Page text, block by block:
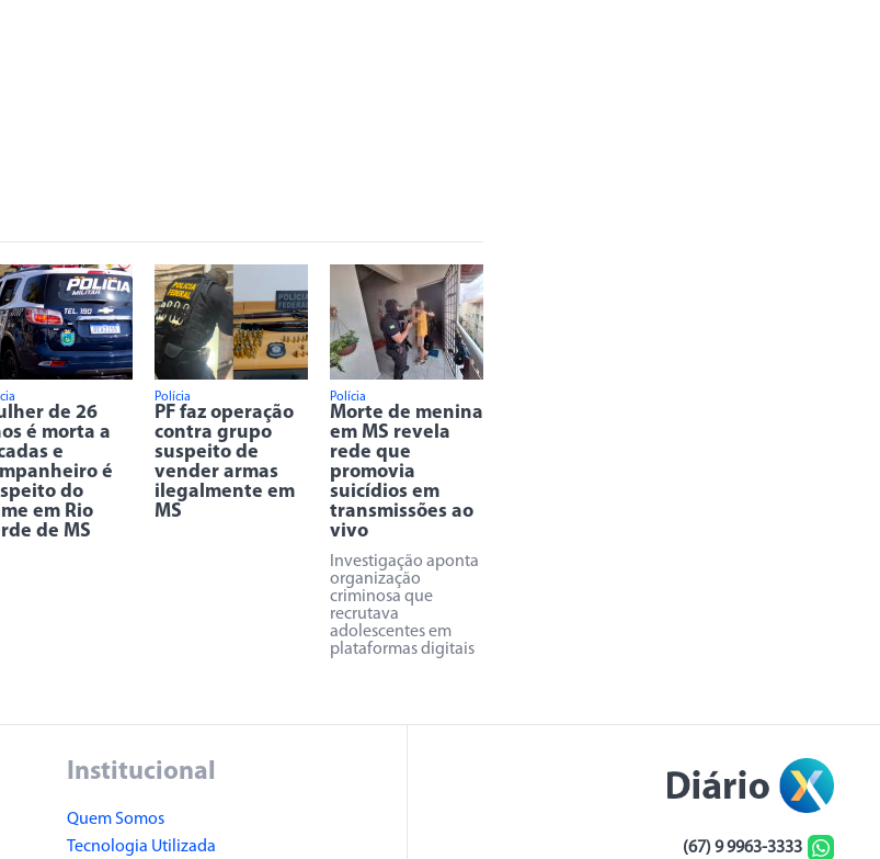
de 26
é morta a
e
é
do
em Rio
de MS
Polícia
PF faz operação
contra grupo
suspeito de
vender armas
ilegalmente em
MS
Polícia
Morte de menina
em MS revela
rede que
promovia
suicídios em
transmissões ao
vivo
Investigação aponta
organização
criminosa que
recrutava
adolescentes em
plataformas digitais
Institucional
Quem Somos
Tecnologia Utilizada
(67) 9 9963-3333